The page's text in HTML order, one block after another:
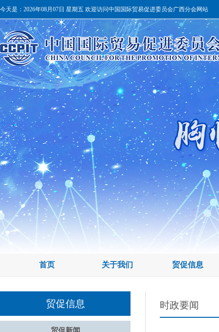
今天是： 2026年08月07日 星期五 欢迎访问中国国际贸易促进委员会广西分会网站
首页 关于我们 贸促信息
贸促信息 时政要闻